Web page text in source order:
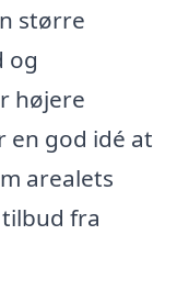
større
og
højere
en god idé at
arealets
fra